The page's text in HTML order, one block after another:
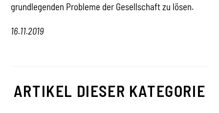
grundlegenden Probleme der Gesellschaft zu lösen.
16.11.2019
ARTIKEL DIESER KATEGORIE